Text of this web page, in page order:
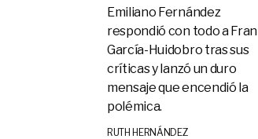
Emiliano Fernández
respondió con todo a Fran
García-Huidobro tras sus
críticas y lanzó un duro
mensaje que encendió la
polémica.
RUTH HERNÁNDEZ